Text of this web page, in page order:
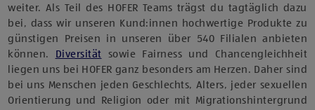
weiter. Als Teil des HOFER Teams trägst du tagtäglich dazu
bei, dass wir unseren Kund:innen hochwertige Produkte zu
günstigen Preisen in unseren über 540 Filialen anbieten
können. Diversität sowie Fairness und Chancengleichheit
liegen uns bei HOFER ganz besonders am Herzen. Daher sind
bei uns Menschen jeden Geschlechts, Alters, jeder sexuellen
Orientierung und Religion oder mit Migrationshintergrund